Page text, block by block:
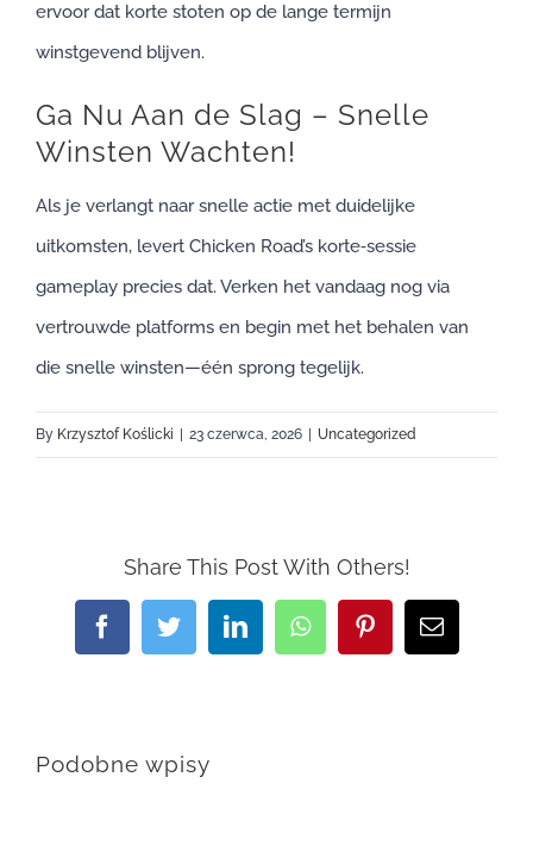
ervoor dat korte stoten op de lange termijn
winstgevend blijven.
Ga Nu Aan de Slag – Snelle
Winsten Wachten!
Als je verlangt naar snelle actie met duidelijke
uitkomsten, levert Chicken Road’s korte‑sessie
gameplay precies dat. Verken het vandaag nog via
vertrouwde platforms en begin met het behalen van
die snelle winsten—één sprong tegelijk.
By Krzysztof Koślicki | 23 czerwca, 2026 | Uncategorized
Share This Post With Others!
FacebookTwitterLinkedInWhatsAppPinterestEmail
Podobne wpisy